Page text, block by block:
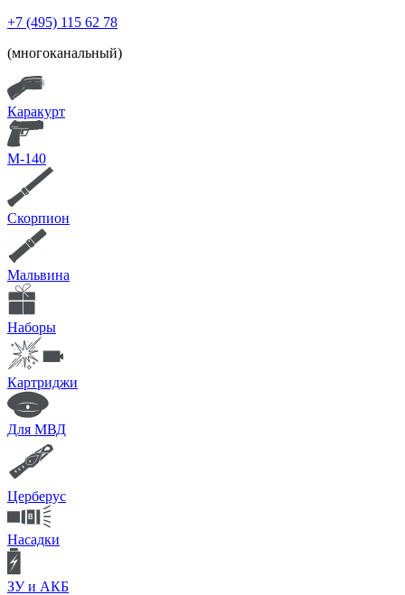
+7 (495) 115 62 78
(многоканальный)
Каракурт
М-140
Скорпион
Мальвина
Наборы
Картриджи
Для МВД
Церберус
Насадки
ЗУ и АКБ